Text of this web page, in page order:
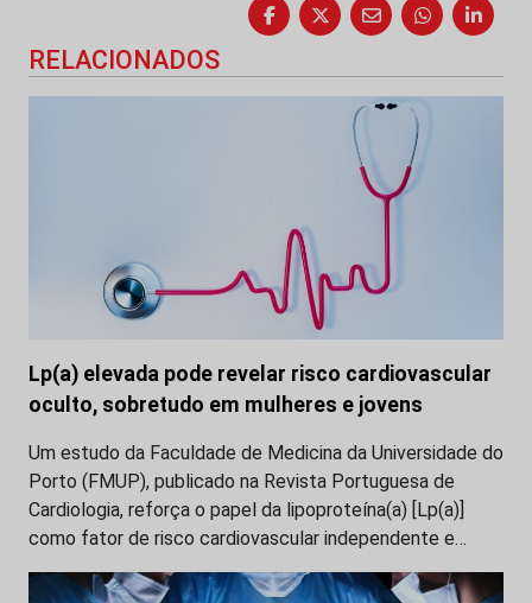
RELACIONADOS
Lp(a) elevada pode revelar risco cardiovascular
oculto, sobretudo em mulheres e jovens
Um estudo da Faculdade de Medicina da Universidade do
Porto (FMUP), publicado na Revista Portuguesa de
Cardiologia, reforça o papel da lipoproteína(a) [Lp(a)]
como fator de risco cardiovascular independente e…